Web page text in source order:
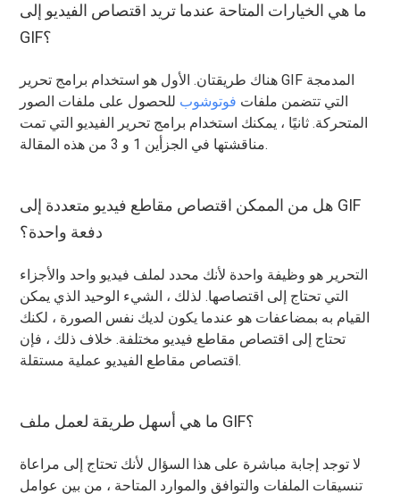
ما هي الخيارات المتاحة عندما تريد اقتصاص الفيديو إلى
GIF؟
هناك طريقتان. الأول هو استخدام برامج تحرير GIF المدمجة
التي تتضمن ملفات فوتوشوب للحصول على ملفات الصور
المتحركة. ثانيًا ، يمكنك استخدام برامج تحرير الفيديو التي تمت
مناقشتها في الجزأين 1 و 3 من هذه المقالة.
هل من الممكن اقتصاص مقاطع فيديو متعددة إلى GIF
دفعة واحدة؟
التحرير هو وظيفة واحدة لأنك محدد لملف فيديو واحد والأجزاء
التي تحتاج إلى اقتصاصها. لذلك ، الشيء الوحيد الذي يمكن
القيام به بمضاعفات هو عندما يكون لديك نفس الصورة ، لكنك
تحتاج إلى اقتصاص مقاطع فيديو مختلفة. خلاف ذلك ، فإن
اقتصاص مقاطع الفيديو عملية مستقلة.
ما هي أسهل طريقة لعمل ملف GIF؟
لا توجد إجابة مباشرة على هذا السؤال لأنك تحتاج إلى مراعاة
تنسيقات الملفات والتوافق والموارد المتاحة ، من بين عوامل